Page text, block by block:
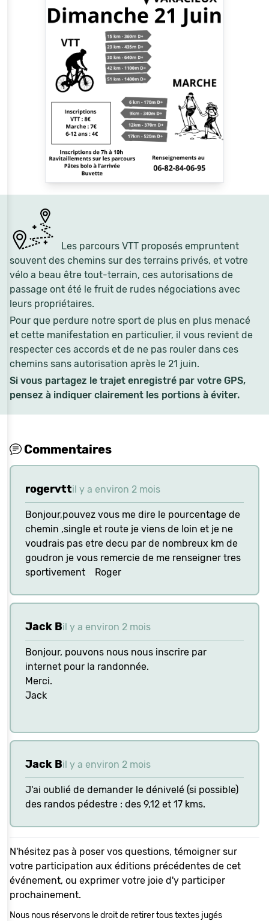
Les parcours VTT proposés empruntent
souvent des chemins sur des terrains privés, et votre
vélo a beau être tout-terrain, ces autorisations de
passage ont été le fruit de rudes négociations avec
leurs propriétaires.
Pour que perdure notre sport de plus en plus menacé
et cette manifestation en particulier, il vous revient de
respecter ces accords et de ne pas rouler dans ces
chemins sans autorisation après le 21 juin.
Si vous partagez le trajet enregistré par votre GPS,
pensez à indiquer clairement les portions à éviter.
Commentaires
rogervttil y a environ 2 mois
Bonjour,pouvez vous me dire le pourcentage de
chemin ,single et route je viens de loin et je ne
voudrais pas etre decu par de nombreux km de
goudron je vous remercie de me renseigner tres
sportivement Roger
Jack Bil y a environ 2 mois
Bonjour, pouvons nous nous inscrire par
internet pour la randonnée.
Merci.
Jack
Jack Bil y a environ 2 mois
J'ai oublié de demander le dénivelé (si possible)
des randos pédestre : des 9,12 et 17 kms.
N'hésitez pas à poser vos questions, témoigner sur
votre participation aux éditions précédentes de cet
événement, ou exprimer votre joie d'y participer
prochainement.
Nous nous réservons le droit de retirer tous textes jugés